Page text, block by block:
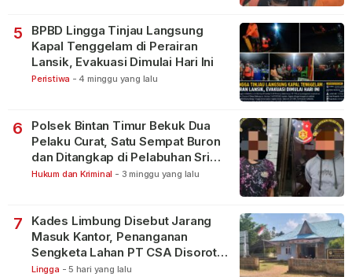
5
BPBD Lingga Tinjau Langsung
Kapal Tenggelam di Perairan
Lansik, Evakuasi Dimulai Hari Ini
Peristiwa - 4 minggu yang lalu
6
Polsek Bintan Timur Bekuk Dua
Pelaku Curat, Satu Sempat Buron
dan Ditangkap di Pelabuhan Sri
Bintan Pura
Hukum dan Kriminal - 3 minggu yang lalu
7
Kades Limbung Disebut Jarang
Masuk Kantor, Penanganan
Sengketa Lahan PT CSA Disorot
Warga
Lingga - 5 hari yang lalu